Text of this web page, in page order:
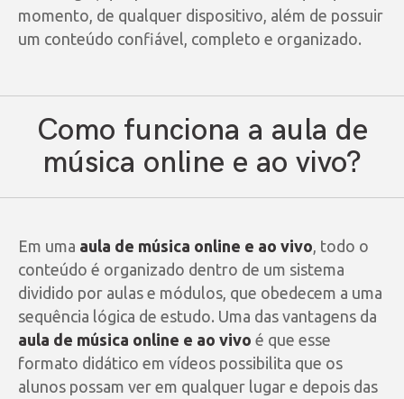
momento, de qualquer dispositivo, além de possuir
um conteúdo confiável, completo e organizado.
Como funciona a aula de
música online e ao vivo?
Em uma aula de música online e ao vivo , todo o
conteúdo é organizado dentro de um sistema
dividido por aulas e módulos, que obedecem a uma
sequência lógica de estudo. Uma das vantagens da
aula de música online e ao vivo é que esse
formato didático em vídeos possibilita que os
alunos possam ver em qualquer lugar e depois das